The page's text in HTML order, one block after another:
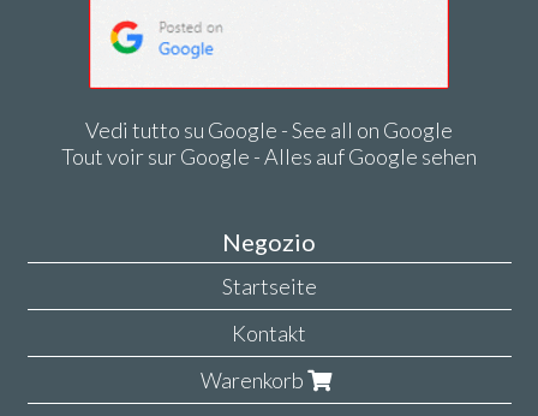
Vedi tutto su Google - See all on Google
Tout voir sur Google - Alles auf Google sehen
Negozio
Startseite
Kontakt
Warenkorb